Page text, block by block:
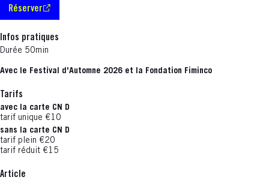
Réserver
S'ouvre dans une nouvelle fenêtre
Infos pratiques
Durée 50min
Avec le Festival d'Automne 2026 et la Fondation Fiminco
Tarifs
avec la carte CN D
tarif unique €10
sans la carte CN D
tarif plein €20
tarif réduit €15
Article